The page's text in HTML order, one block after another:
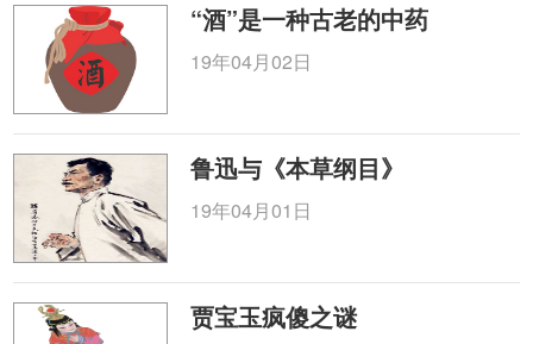
“酒”是一种古老的中药
19年04月02日
鲁迅与《本草纲目》
19年04月01日
贾宝玉疯傻之谜